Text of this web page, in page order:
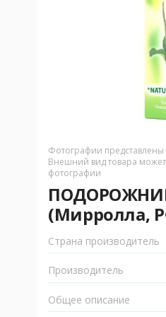
Фотографии
Внешний вид товара
фотографии
(Мирролла,
Страна производитель
Производитель
Общее описание